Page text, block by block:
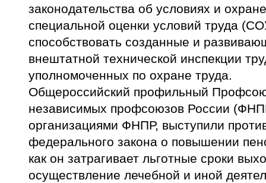
законодательства об условиях и
специальной оценки условий труда
способствовать созданные и
внештатной технической инспекции
уполномоченных по охране труда.
Общероссийский профильный
независимых профсоюзов России
организациями ФНПР, выступили
федерального закона о повышении
как он затрагивает льготные сроки
осуществление лечебной и иной